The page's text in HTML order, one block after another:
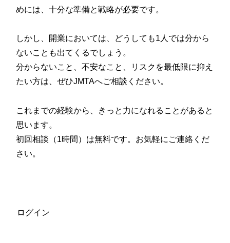
めには、十分な準備と戦略が必要です。
しかし、開業においては、どうしても1人では分から
ないことも出てくるでしょう。
分からないこと、不安なこと、リスクを最低限に抑え
たい方は、ぜひJMTAへご相談ください。
これまでの経験から、きっと力になれることがあると
思います。
初回相談（1時間）は無料です。お気軽にご連絡くだ
さい。
ログイン